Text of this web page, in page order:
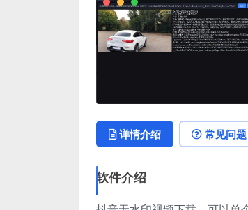
详情介绍 常见问题
软件介绍